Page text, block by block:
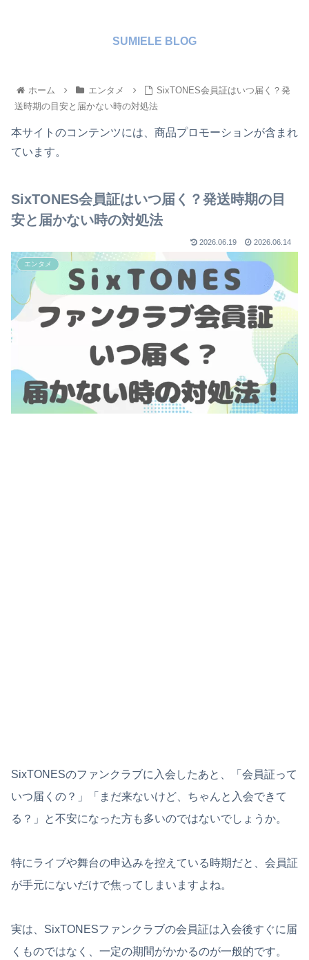
SUMIELE BLOG
ホーム エンタメ
SixTONES会員証はいつ届く？発
送時期の目安と届かない時の対処法
本サイトのコンテンツには、商品プロモーションが含まれ
ています。
SixTONES会員証はいつ届く？発送時期の目
安と届かない時の対処法
2026.06.19 2026.06.14
エンタメ
SixTONESのファンクラブに入会したあと、「会員証って
いつ届くの？」「まだ来ないけど、ちゃんと入会できて
る？」と不安になった方も多いのではないでしょうか。
特にライブや舞台の申込みを控えている時期だと、会員証
が手元にないだけで焦ってしまいますよね。
実は、SixTONESファンクラブの会員証は入会後すぐに届
くものではなく、一定の期間がかかるのが一般的です。